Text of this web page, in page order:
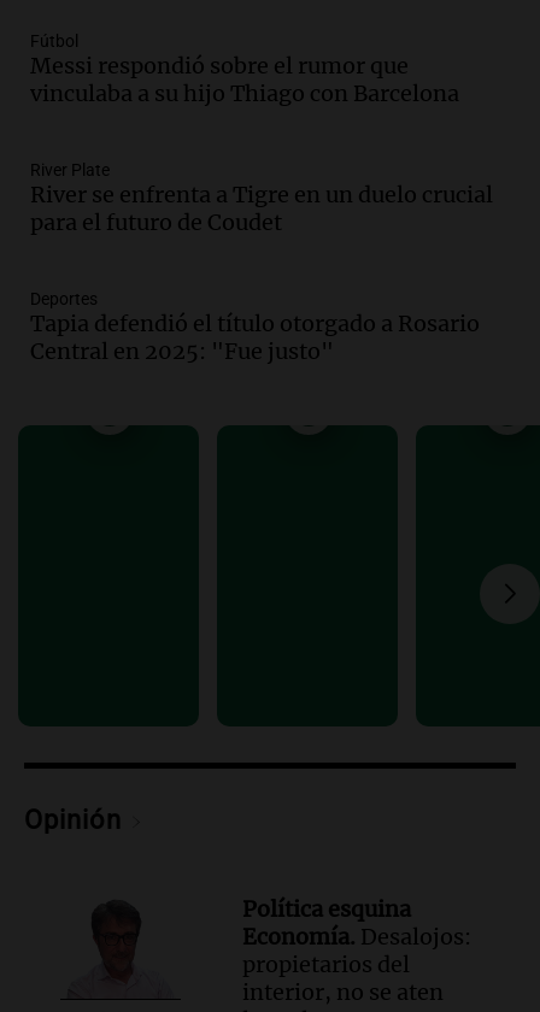
del Lago y se atrincheró
Juntos
Episodios
Confitería El Oriental: una propuesta
cultural imperdible
Noticias
reza en la intimidad, según un informe
de la UBA
El dato confiable
Audio.Cientos de fieles celebran a San
reglamentación": el reclamo del Kennel
perjudicar la economía estadounidense
y defiende sus aranceles
Episodios
Fútbol
Messi respondió sobre el rumor que
vinculaba a su hijo Thiago con Barcelona
River Plate
River se enfrenta a Tigre en un duelo crucial
para el futuro de Coudet
Deportes
Tapia defendió el título otorgado a Rosario
Central en 2025: "Fue justo"
Opinión
Política esquina
Economía. Desalojos:
propietarios del
interior, no se aten